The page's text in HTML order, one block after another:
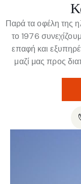
Παρά τα οφέλη της
το 1976
επαφή και
μαζί μας προς